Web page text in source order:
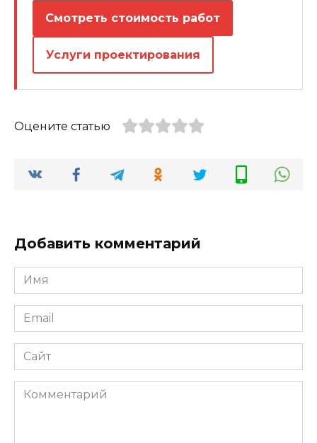
Смотреть стоимость работ
Услуги проектирования
Оцените статью
Добавить комментарий
Имя
Email
Сайт
Комментарий